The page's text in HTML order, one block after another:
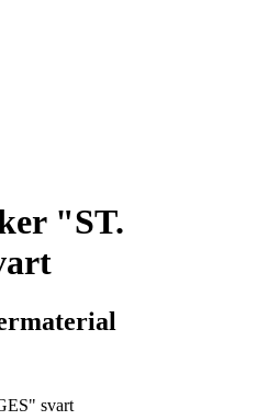
"ST.
svart